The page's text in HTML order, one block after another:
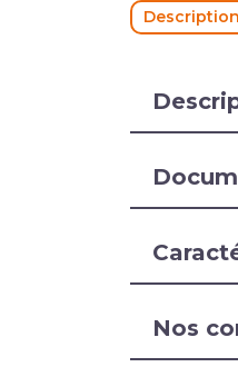
Description
Nos